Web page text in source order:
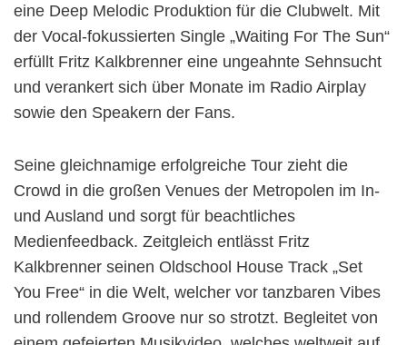
eine Deep Melodic Produktion für die Clubwelt. Mit
der Vocal-fokussierten Single „Waiting For The Sun“
erfüllt Fritz Kalkbrenner eine ungeahnte Sehnsucht
und verankert sich über Monate im Radio Airplay
sowie den Speakern der Fans.
Seine gleichnamige erfolgreiche Tour zieht die
Crowd in die großen Venues der Metropolen im In-
und Ausland und sorgt für beachtliches
Medienfeedback. Zeitgleich entlässt Fritz
Kalkbrenner seinen Oldschool House Track „Set
You Free“ in die Welt, welcher vor tanzbaren Vibes
und rollendem Groove nur so strotzt. Begleitet von